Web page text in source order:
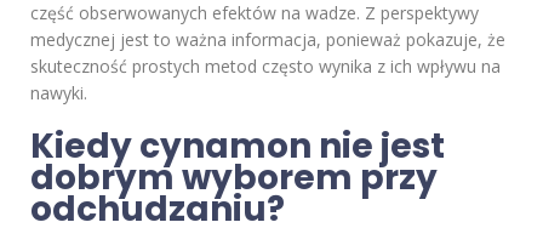
część obserwowanych efektów na wadze. Z perspektywy
medycznej jest to ważna informacja, ponieważ pokazuje, że
skuteczność prostych metod często wynika z ich wpływu na
nawyki.
Kiedy cynamon nie jest
dobrym wyborem przy
odchudzaniu?